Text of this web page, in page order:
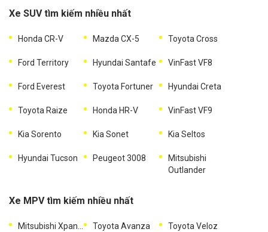
Xe SUV tìm kiếm nhiều nhất
Honda CR-V Mazda CX-5 Toyota Cross
Ford Territory Hyundai Santafe VinFast VF8
Ford Everest Toyota Fortuner Hyundai Creta
Toyota Raize Honda HR-V VinFast VF9
Kia Sorento Kia Sonet Kia Seltos
Hyundai Tucson Peugeot 3008
Mitsubishi
Outlander
Xe MPV tìm kiếm nhiều nhất
Toyota Avanza Toyota Veloz